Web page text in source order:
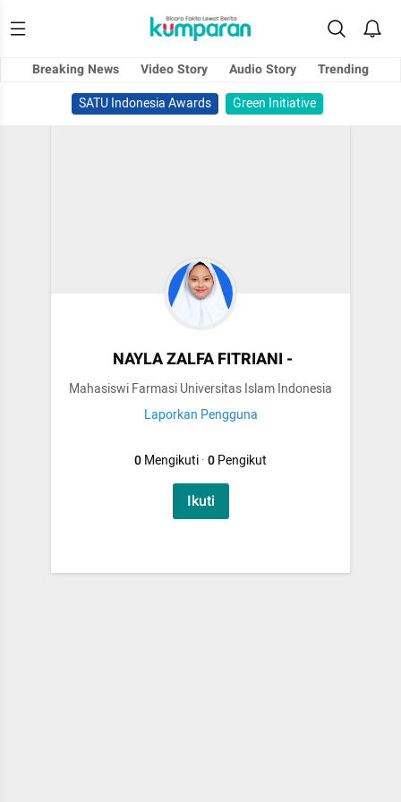
Breaking News Video Story Audio Story
Trending
SATU Indonesia Awards
Green Initiative
NAYLA ZALFA FITRIANI -
Mahasiswi Farmasi Universitas Islam Indonesia
Laporkan Pengguna
0Mengikuti·0Pengikut
Ikuti